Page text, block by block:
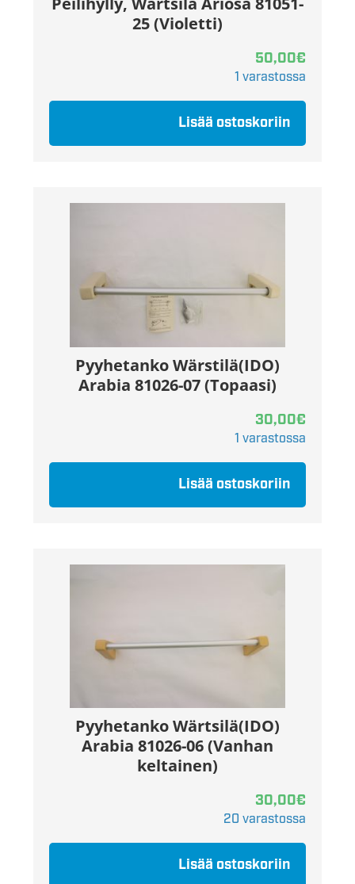
25 (Violetti)
50,00€
1 varastossa
Lisää ostoskoriin
Pyyhetanko Wärstilä(IDO)
Arabia 81026-07 (Topaasi)
30,00€
1 varastossa
Lisää ostoskoriin
Pyyhetanko Wärtsilä(IDO)
Arabia 81026-06 (Vanhan
keltainen)
30,00€
20 varastossa
Lisää ostoskoriin